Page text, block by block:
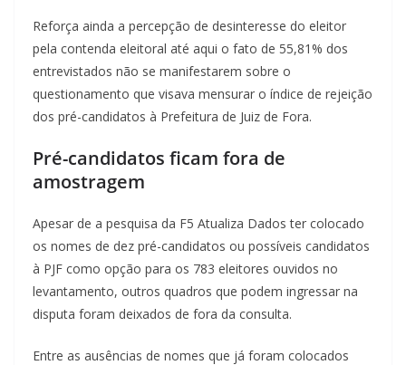
Reforça ainda a percepção de desinteresse do eleitor
pela contenda eleitoral até aqui o fato de 55,81% dos
entrevistados não se manifestarem sobre o
questionamento que visava mensurar o índice de rejeição
dos pré-candidatos à Prefeitura de Juiz de Fora.
Pré-candidatos ficam fora de
amostragem
Apesar de a pesquisa da F5 Atualiza Dados ter colocado
os nomes de dez pré-candidatos ou possíveis candidatos
à PJF como opção para os 783 eleitores ouvidos no
levantamento, outros quadros que podem ingressar na
disputa foram deixados de fora da consulta.
Entre as ausências de nomes que já foram colocados